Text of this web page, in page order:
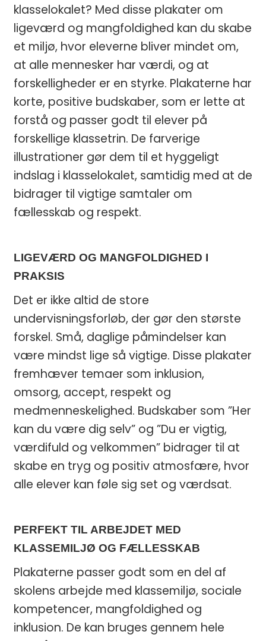
klasselokalet? Med disse plakater om
ligeværd og mangfoldighed kan du skabe
et miljø, hvor eleverne bliver mindet om,
at alle mennesker har værdi, og at
forskelligheder er en styrke. Plakaterne har
korte, positive budskaber, som er lette at
forstå og passer godt til elever på
forskellige klassetrin. De farverige
illustrationer gør dem til et hyggeligt
indslag i klasselokalet, samtidig med at de
bidrager til vigtige samtaler om
fællesskab og respekt.
LIGEVÆRD OG MANGFOLDIGHED I
PRAKSIS
Det er ikke altid de store
undervisningsforløb, der gør den største
forskel. Små, daglige påmindelser kan
være mindst lige så vigtige. Disse plakater
fremhæver temaer som inklusion,
omsorg, accept, respekt og
medmenneskelighed. Budskaber som ”Her
kan du være dig selv” og ”Du er vigtig,
værdifuld og velkommen” bidrager til at
skabe en tryg og positiv atmosfære, hvor
alle elever kan føle sig set og værdsat.
PERFEKT TIL ARBEJDET MED
KLASSEMILJØ OG FÆLLESSKAB
Plakaterne passer godt som en del af
skolens arbejde med klassemiljø, sociale
kompetencer, mangfoldighed og
inklusion. De kan bruges gennem hele